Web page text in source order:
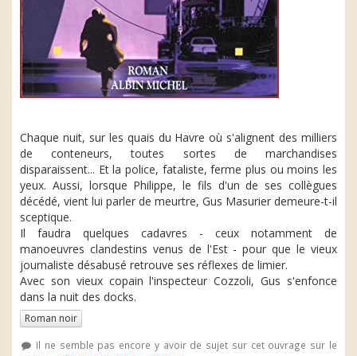
Chaque nuit, sur les quais du Havre où s'alignent des milliers
de conteneurs, toutes sortes de marchandises
disparaissent... Et la police, fataliste, ferme plus ou moins les
yeux. Aussi, lorsque Philippe, le fils d'un de ses collègues
décédé, vient lui parler de meurtre, Gus Masurier demeure-t-il
sceptique.
Il faudra quelques cadavres - ceux notamment de
manoeuvres clandestins venus de l'Est - pour que le vieux
journaliste désabusé retrouve ses réflexes de limier.
Avec son vieux copain l'inspecteur Cozzoli, Gus s'enfonce
dans la nuit des docks.
Roman noir
Il ne semble pas encore y avoir de sujet sur cet ouvrage sur le